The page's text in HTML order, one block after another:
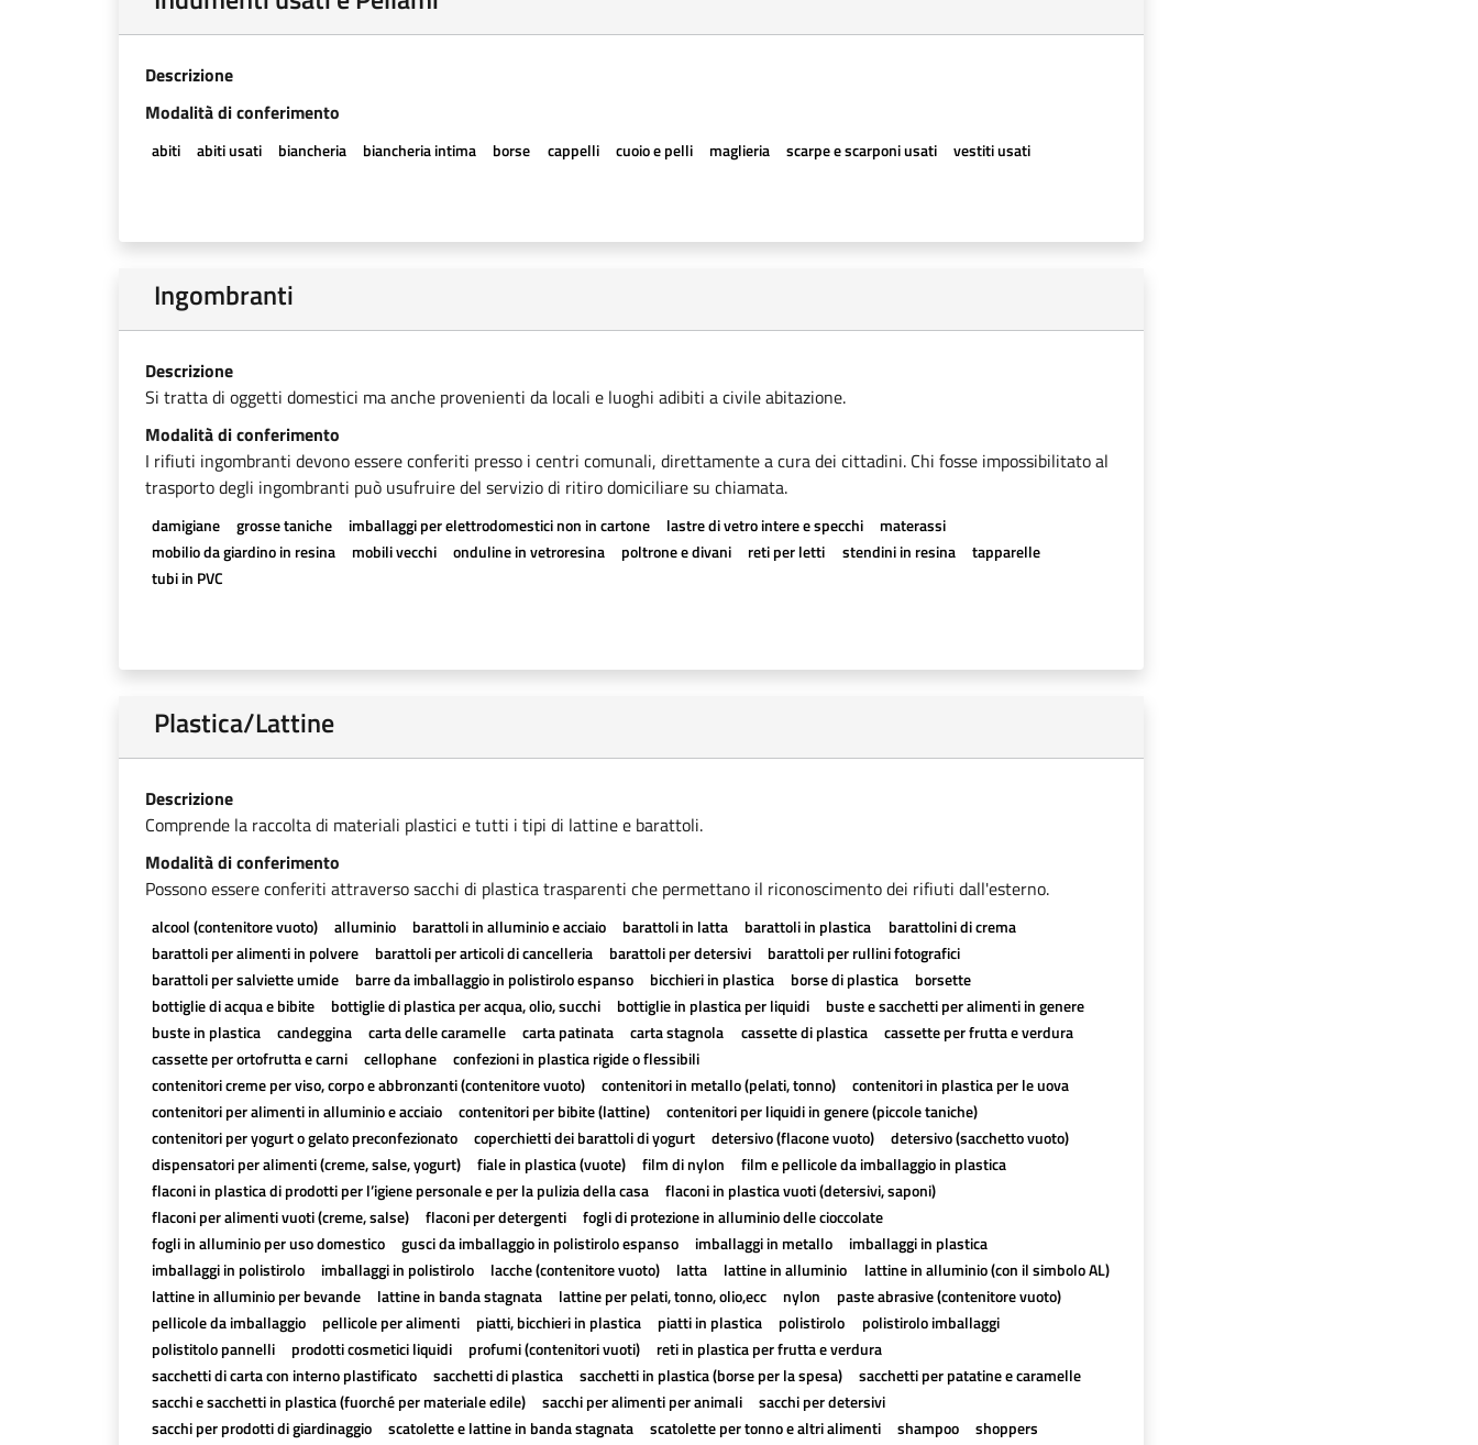
Descrizione
Modalità di conferimento
abiti abiti usati biancheria biancheria intima borse cappelli cuoio e pelli maglieria scarpe e scarponi usati vestiti usati
Ingombranti
Descrizione
Si tratta di oggetti domestici ma anche provenienti da locali e luoghi adibiti a civile abitazione.
Modalità di conferimento
I rifiuti ingombranti devono essere conferiti presso i centri comunali, direttamente a cura dei cittadini. Chi fosse impossibilitato al
trasporto degli ingombranti può usufruire del servizio di ritiro domiciliare su chiamata.
damigiane grosse taniche imballaggi per elettrodomestici non in cartone lastre di vetro intere e specchi
materassi
mobilio da giardino in resina
mobili vecchi onduline in vetroresina poltrone e divani reti per letti stendini in resina
tapparelle
tubi in PVC
Plastica/Lattine
Descrizione
Comprende la raccolta di materiali plastici e tutti i tipi di lattine e barattoli.
Modalità di conferimento
Possono essere conferiti attraverso sacchi di plastica trasparenti che permettano il riconoscimento dei rifiuti dall'esterno.
alcool (contenitore vuoto) alluminio barattoli in alluminio e acciaio barattoli in latta barattoli in plastica
barattolini di crema
barattoli per alimenti in polvere
barattoli per articoli di cancelleria barattoli per detersivi
barattoli per rullini fotografici
barattoli per salviette umide
barre da imballaggio in polistirolo espanso bicchieri in plastica borse di plastica
borsette
bottiglie di acqua e bibite
bottiglie di plastica per acqua, olio, succhi bottiglie in plastica per liquidi
buste e sacchetti per alimenti in genere
buste in plastica
candeggina carta delle caramelle carta patinata carta stagnola cassette di plastica
cassette per frutta e verdura
cassette per ortofrutta e carni
cellophane
confezioni in plastica rigide o flessibili
contenitori creme per viso, corpo e abbronzanti (contenitore vuoto)
contenitori in metallo (pelati, tonno)
contenitori in plastica per le uova
contenitori per alimenti in alluminio e acciaio
contenitori per bibite (lattine)
contenitori per liquidi in genere (piccole taniche)
contenitori per yogurt o gelato preconfezionato
coperchietti dei barattoli di yogurt detersivo (flacone vuoto)
detersivo (sacchetto vuoto)
dispensatori per alimenti (creme, salse, yogurt)
fiale in plastica (vuote) film di nylon
film e pellicole da imballaggio in plastica
flaconi in plastica di prodotti per l’igiene personale e per la pulizia della casa
flaconi in plastica vuoti (detersivi, saponi)
flaconi per alimenti vuoti (creme, salse)
flaconi per detergenti
fogli di protezione in alluminio delle cioccolate
fogli in alluminio per uso domestico
gusci da imballaggio in polistirolo espanso imballaggi in metallo
imballaggi in plastica
imballaggi in polistirolo
imballaggi in polistirolo lacche (contenitore vuoto) latta lattine in alluminio
lattine in alluminio (con il simbolo AL)
lattine in alluminio per bevande
lattine in banda stagnata lattine per pelati, tonno, olio,ecc nylon
paste abrasive (contenitore vuoto)
pellicole da imballaggio
pellicole per alimenti piatti, bicchieri in plastica piatti in plastica polistirolo
polistirolo imballaggi
polistitolo pannelli
prodotti cosmetici liquidi profumi (contenitori vuoti)
reti in plastica per frutta e verdura
sacchetti di carta con interno plastificato
sacchetti di plastica sacchetti in plastica (borse per la spesa)
sacchetti per patatine e caramelle
sacchi e sacchetti in plastica (fuorché per materiale edile)
sacchi per alimenti per animali
sacchi per detersivi
sacchi per prodotti di giardinaggio
scatolette e lattine in banda stagnata scatolette per tonno e altri alimenti shampoo
shoppers